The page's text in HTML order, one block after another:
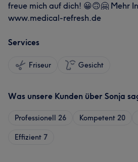
freue mich auf dich! 😀🙃🤗 Mehr
www.medical-refresh.de
Services
Friseur Gesicht
Was unsere Kunden über Sonja
Professionell 26 Kompetent 20
Effizient 7